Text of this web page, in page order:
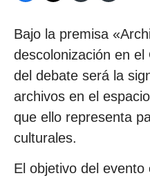
Bajo la premisa
descolonización en
del debate será la
archivos en el
que ello representa
culturales.
El objetivo del